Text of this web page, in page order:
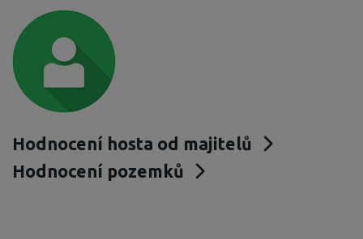
Hodnocení hosta od majitelů
Hodnocení pozemků